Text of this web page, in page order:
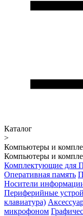
Каталог
>
Компьютеры и
Компьютеры и
Комплектующие для
Оперативная память
Носители
Периферийные
клавиатура)
микрофоном